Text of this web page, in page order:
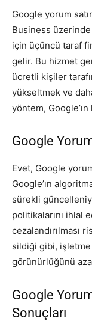
Google yorum
Business
için üçüncü taraf
gelir. Bu hizmet
ücretli kişiler
yükseltmek ve
yöntem, Google’ın
Google
Evet, Google
Google’ın
sürekli
politikalarını ihlal
cezalandırılması
sildiği gibi,
görünürlüğünü
Google
Sonuçları